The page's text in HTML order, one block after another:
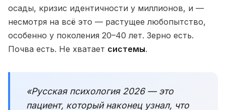
осады, кризис идентичности у миллионов, и —
несмотря на всё это — растущее любопытство,
особенно у поколения 20–40 лет. Зерно есть.
Почва есть. Не хватает системы.
«Русская психология 2026 — это
пациент, который наконец узнал, что